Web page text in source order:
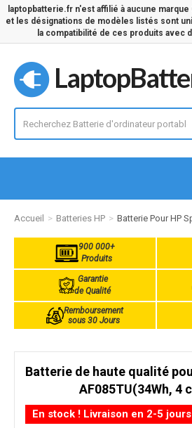
laptopbatterie.fr n'est affilié à aucune
et les désignations de modèles listés sont
la compatibilité de ces produits avec
Accueil Batteries HP Batterie Pour HP
900 000+
Produits
Garantie
de Qualité
Remboursement
sous 30 Jours
Batterie de haute qualité
AF085TU(34Wh, 4
En stock ! Livraison en 2-5